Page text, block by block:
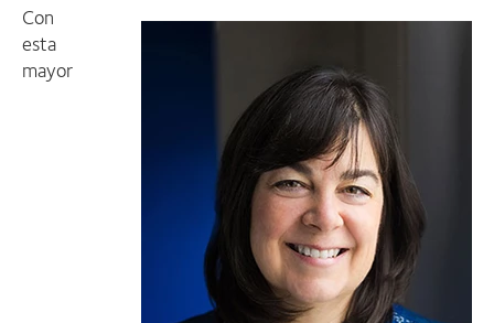
Con
esta
mayor